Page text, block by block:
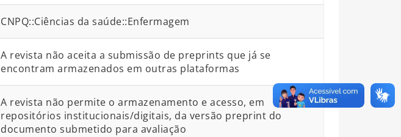
CNPQ::Ciências da saúde::Enfermagem
A revista não aceita a submissão de preprints que já se
encontram armazenados em outras plataformas
A revista não permite o armazenamento e acesso, em
repositórios institucionais/digitais, da versão preprint do
documento submetido para avaliação